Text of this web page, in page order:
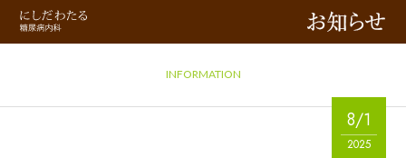
お知らせ
INFORMATION
8/1
2025